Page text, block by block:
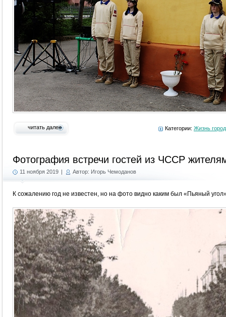
читать далее Категории: Жизнь
Фотография встречи гостей из ЧССР
11 ноября 2019 | Автор: Игорь Чемоданов
К сожалению год не известен, но на фото видно каким был «Пьяный